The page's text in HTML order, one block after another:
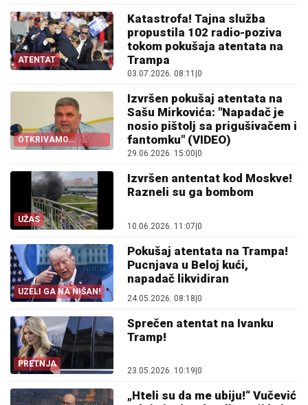
ATENTAT
Katastrofa! Tajna služba
propustila 102 radio-poziva
tokom pokušaja atentata na
Trampa
03.07.2026. 08:11 0
OTKRIVAMO
DETALJE
Izvršen pokušaj atentata na
Sašu Mirkovića: "Napadač je
nosio pištolj sa prigušivačem i
fantomku" (VIDEO)
29.06.2026. 15:00 0
UŽAS
Izvršen antentat kod Moskve!
Razneli su ga bombom
10.06.2026. 11:07|0
UZELI GA NA NIŠAN!
Pokušaj atentata na Trampa!
Pucnjava u Beloj kući,
napadač likvidiran
24.05.2026. 08:18 0
PRETNJA
Sprečen atentat na Ivanku
Tramp!
23.05.2026. 10:19 0
„Hteli su da me ubiju!“ Vučević